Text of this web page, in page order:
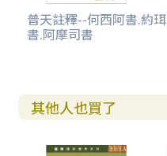
普天註釋--何西阿書.約珥
書.阿摩司書
其他人也買了